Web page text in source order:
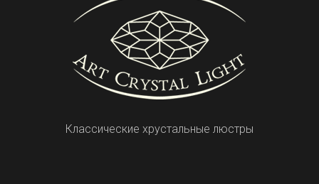
Классические хрустальные люстры